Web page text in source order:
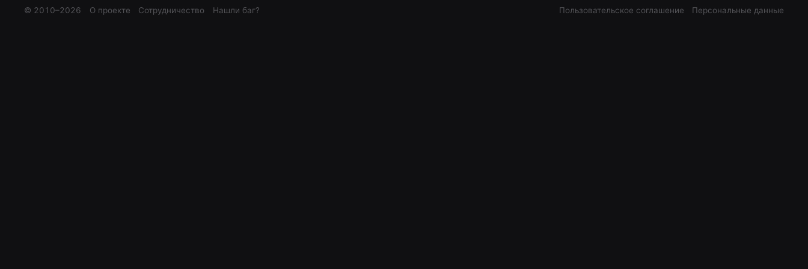
© 2010–2026 О проекте Сотрудничество Нашли баг? Пользовательское соглашение Персональные данные